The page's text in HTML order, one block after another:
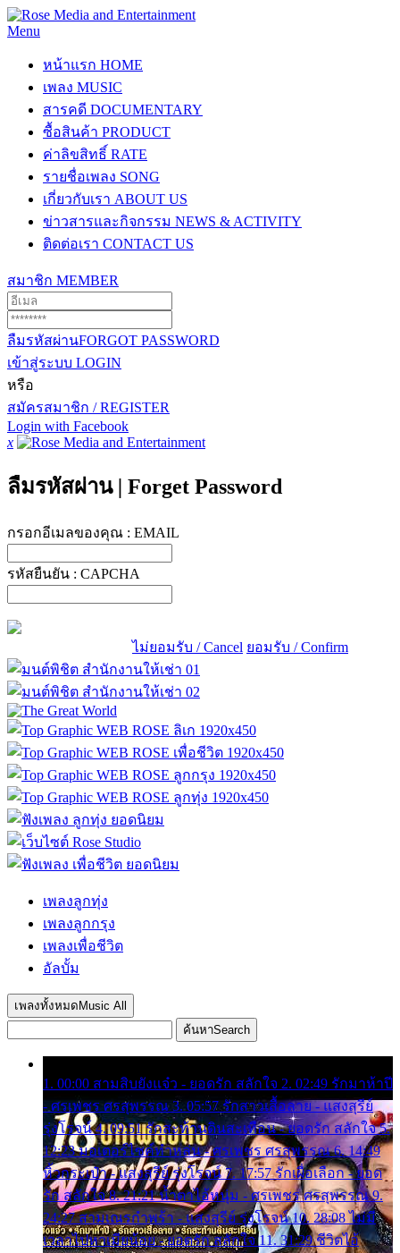
Menu
หน้าแรก HOME
เพลง MUSIC
สารคดี DOCUMENTARY
ซื้อสินค้า PRODUCT
ค่าลิขสิทธิ์ RATE
รายชื่อเพลง SONG
เกี่ยวกับเรา ABOUT US
ข่าวสารและกิจกรรม NEWS & ACTIVITY
ติดต่อเรา CONTACT US
สมาชิก MEMBER
ลืมรหัสผ่านFORGOT PASSWORD
เข้าสู่ระบบ LOGIN
หรือ
สมัครสมาชิก / REGISTER
Login with Facebook
x
ลืมรหัสผ่าน | Forget Password
กรอกอีเมลของคุณ : EMAIL
รหัสยืนยัน : CAPCHA
ไม่ยอมรับ / Cancel ยอมรับ / Confirm
เพลงลูกทุ่ง
เพลงลูกกรุง
เพลงเพื่อชีวิต
อัลบั้ม
เพลงทั้งหมด Music All
ค้นหาSearch
1. 00:00 สามสิบยังแจ๋ว - ยอดรัก สลักใจ 2. 02:49 รักมาห้าปี
- ศรเพชร ศรสุพรรณ 3. 05:57 รักสาวเสื้อลาย - แสงสุรีย์
รุ่งโรจน์ 4. 09:51 รักสะท้านดินสะเทือน - ยอดรัก สลักใจ 5.
12:23 มอเตอร์ไซค์ทำหล่น - ศรเพชร ศรสุพรรณ 6. 14:49
หิ้วกระเป๋า - แสงสุรีย์ รุ่งโรจน์ 7. 17:57 รักเผื่อเลือก - ยอด
รัก สลักใจ 8. 21:21 น้ำตาไอ้หนุ่ม - ศรเพชร ศรสุพรรณ 9.
24:27 สามเณรกำพร้า - แสงสุรีย์ รุ่งโรจน์ 10. 28:08 ไม่มี
เวลาไปหาเมียน้อย - ยอดรัก สลักใจ 11. 31:29 ชีวิตไอ้